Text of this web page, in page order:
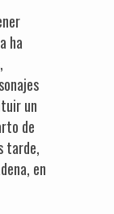
ha
un
de
tarde,
en